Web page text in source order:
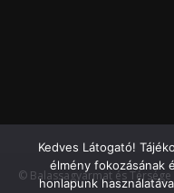
© Balassagyarmat és
Kedves Látogató!
élmény fokozásának
honlapunk